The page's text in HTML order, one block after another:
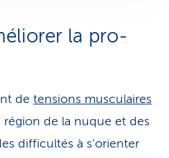
la pro­
de tensions musculaires
de la nuque et des
difficultés à s’orienter